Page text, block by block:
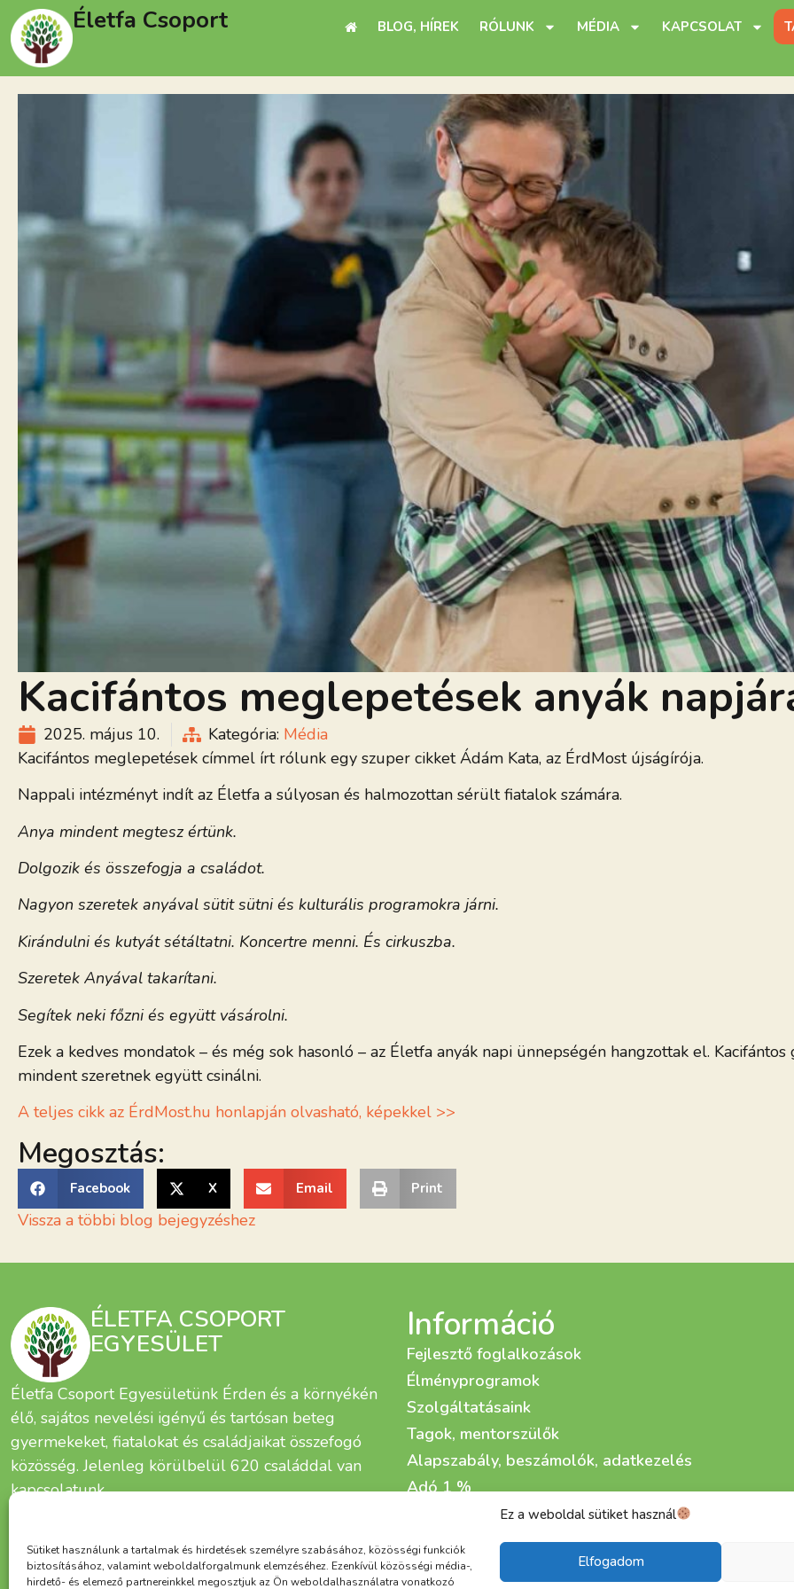
Ez a weboldal sütiket használ
Sütiket használunk a tartalmak és hirdetések személyre szabásához, közösségi funkciók
biztosításához, valamint weboldalforgalmunk elemzéséhez. Ezenkívül közösségi média-,
hirdető- és elemező partnereinkkel megosztjuk az Ön weboldalhasználatra vonatkozó
Elfogadom
Életfa Csoport BLOG, HÍREK RÓLUNK MÉDIA KAPCSOLAT
Kacifántos meglepetések anyák
2025. május 10. Kategória: Média
Kacifántos meglepetések címmel írt rólunk egy szuper cikket Ádám Kata, az ÉrdMost újságírója.
Nappali intézményt indít az Életfa a súlyosan és halmozottan sérült fiatalok számára.
Anya mindent megtesz értünk.
Dolgozik és összefogja a családot.
Nagyon szeretek anyával sütit sütni és kulturális programokra járni.
Kirándulni és kutyát sétáltatni. Koncertre menni. És cirkuszba.
Szeretek Anyával takarítani.
Segítek neki főzni és együtt vásárolni.
Ezek a kedves mondatok – és még sok hasonló – az Életfa anyák napi ünnepségén hangzottak el.
mindent szeretnek együtt csinálni.
A teljes cikk az ÉrdMost.hu honlapján olvasható, képekkel >>
Megosztás:
Facebook X Email Print
Vissza a többi blog bejegyzéshez
ÉLETFA CSOPORT
EGYESÜLET
Életfa Csoport Egyesületünk Érden és a környékén
élő, sajátos nevelési igényű és tartósan beteg
gyermekeket, fiatalokat és családjaikat összefogó
közösség. Jelenleg körülbelül 620 családdal van
kapcsolatunk.
Információ
Fejlesztő foglalkozások
Élményprogramok
Szolgáltatásaink
Tagok, mentorszülők
Alapszabály, beszámolók, adatkezelés
Adó 1 %
Adománygyűjtő kampányaink
Életfa Fejlesztő és Gondozó Központ kialakítása